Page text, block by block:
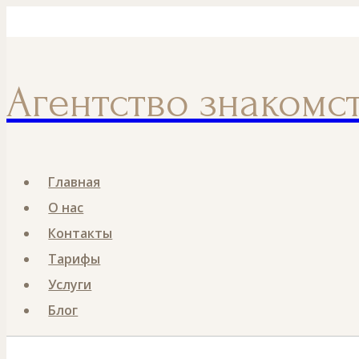
Агентство
Главная
О нас
Контакты
Тарифы
Услуги
Блог